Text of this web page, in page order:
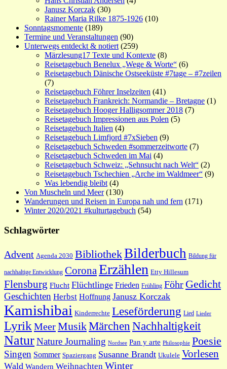
Janusz Korczak (30)
Rainer Maria Rilke 1875-1926 (10)
Sonntagsmomente (189)
Termine und Veranstaltungen (90)
Unterwegs entdeckt & notiert (259)
Märzlesung17 Texte und Kontexte (8)
Reisetagebuch Benelux „Wege & Worte“ (6)
Reisetagebuch Dänische Ostseeküste #7tage – #7zeilen
(7)
Reisetagebuch Föhrer Inselzeiten (41)
Reisetagebuch Frankreich: Normandie – Bretagne (1)
Reisetagebuch Hooger Halligsommer 2018 (7)
Reisetagebuch Impressionen aus Polen (5)
Reisetagebuch Italien (4)
Reisetagebuch Limfjord #7xSieben (9)
Reisetagebuch Schweden #sommerzeitworte (7)
Reisetagebuch Schweden im Mai (4)
Reisetagebuch Schweiz: „Sehnsucht nach Welt“ (2)
Reisetagebuch Tschechien „Arche im Waldmeer“ (9)
Was lebendig bleibt (4)
Von Muscheln und Meer(130)
Wanderungen und Reisen in Europa nah und fern (171)
Winter 2020/2021 #kulturtagebuch (54)
Schlagwörter
Advent Agenda 2030 BibliothekBilderbuch Bildung für
nachhaltige Entwicklung Corona Erzählen Etty Hillesum
Flensburg Flucht Flüchtlinge Frieden Frühling Föhr Gedicht
Geschichten Herbst Hoffnung Janusz Korczak
Kamishibai Kinderrechte Leseförderung Lied Lieder
Lyrik MeerMusikMärchen Nachhaltigkeit
NaturNature Journaling Nordsee Pan y arte Philosophie Poesie
Singen Sommer Spaziergang Susanne Brandt Ukulele Vorlesen
Wald Wandern Weihnachten Winter